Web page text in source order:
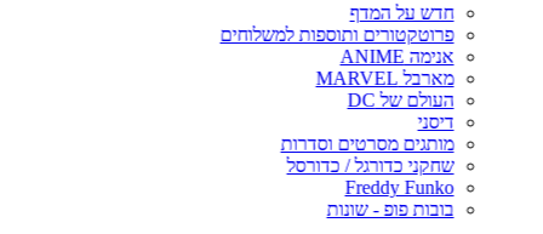
חדש על המדף
פרוטקטורים ותוספות למשלוחים
אנימה ANIME
מארבל MARVEL
העולם של DC
דיסני
מותגים מסרטים וסדרות
שחקני כדורגל / כדורסל
Freddy Funko
בובות פופ - שונות
Hunter X Hunter
אינויאשה
JUJUTSU KAISEN
BLEACH – בליץ'
תלתן שחור – Black Clover
DC דיסי – לחץ כאן לצפייה בכל הפופים
BATMAN COMICS
BATMAN THE MOVIE
הג׳וקר – THE JOKER